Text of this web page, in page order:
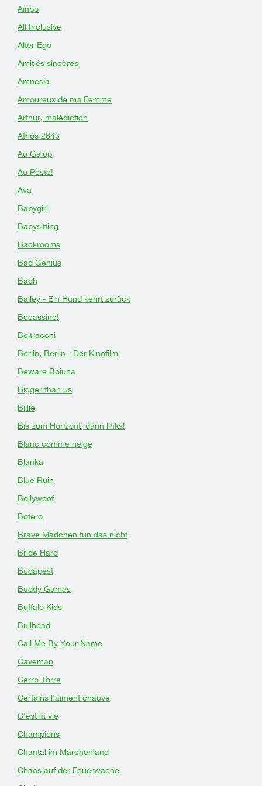
Ainbo
All Inclusive
Alter Ego
Amitiés sincères
Amnesia
Amoureux de ma Femme
Arthur, malédiction
Athos 2643
Au Galop
Au Poste!
Ava
Babygirl
Babysitting
Backrooms
Bad Genius
Badh
Bailey - Ein Hund kehrt zurück
Bécassine!
Beltracchi
Berlin, Berlin - Der Kinofilm
Beware Boiuna
Bigger than us
Billie
Bis zum Horizont, dann links!
Blanc comme neige
Blanka
Blue Ruin
Bollywoof
Botero
Brave Mädchen tun das nicht
Bride Hard
Budapest
Buddy Games
Buffalo Kids
Bullhead
Call Me By Your Name
Caveman
Cerro Torre
Certains l'aiment chauve
C'est la vie
Champions
Chantal im Märchenland
Chaos auf der Feuerwache